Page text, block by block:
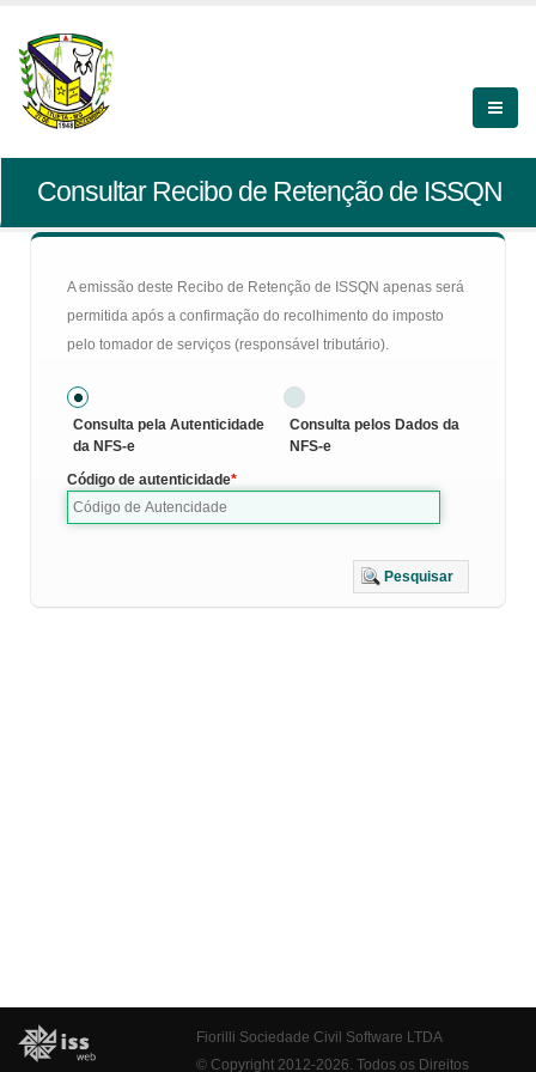
Consultar Recibo de Retenção de ISSQN
A emissão deste Recibo de Retenção de ISSQN apenas será
permitida após a confirmação do recolhimento do imposto
pelo tomador de serviços (responsável tributário).
Consulta pela Autenticidade
da NFS-e
Consulta pelos Dados da
NFS-e
Código de autenticidade
Pesquisar
Fiorilli Sociedade Civil Software LTDA
© Copyright 2012-2026. Todos os Direitos